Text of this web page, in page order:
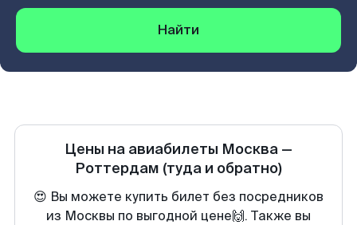
Найти
Цены на авиабилеты Москва —
Роттердам (туда и обратно)
😍 Вы можете купить билет без посредников
из Москвы по выгодной цене🙌. Также вы